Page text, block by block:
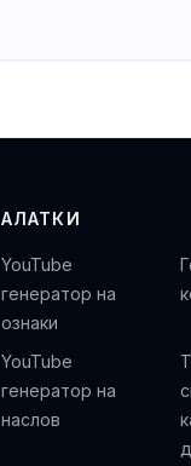
АЛАТКИ
YouTube
генератор на
ознаки
YouTube
генератор на
наслов